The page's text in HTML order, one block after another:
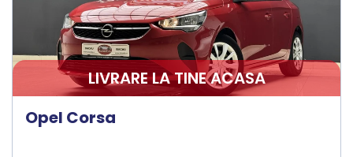
LIVRARE LA TINE ACASA
Opel Corsa